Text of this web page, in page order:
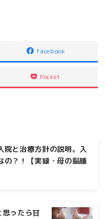
facebook
Pocket
院と治療方針の説明。入
の？！【実録・母の脳腫
ったら甘